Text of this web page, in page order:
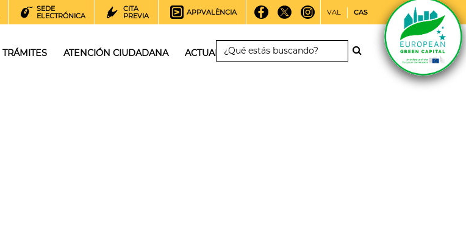
SEDE
ELECTRÓNICA
CITA
PREVIA
APPVALÈNCIA VAL CAS
TRÁMITES ATENCIÓN CIUDADANA ACTUALIDAD